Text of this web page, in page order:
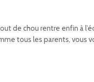
de chou rentre enfin à
tous les parents, vous